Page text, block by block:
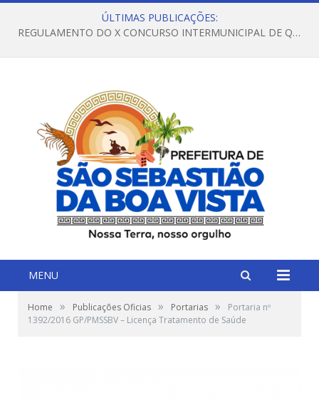
ÚLTIMAS PUBLICAÇÕES:
REGULAMENTO DO X CONCURSO INTERMUNICIPAL DE QUADRILHAS JUNINAS – 2026 – ARRAIÁ DA VENEZA
MENU
Home » Publicações Oficias » Portarias »
Portaria nº
1392/2016 GP/PMSSBV – Licença Tratamento de Saúde